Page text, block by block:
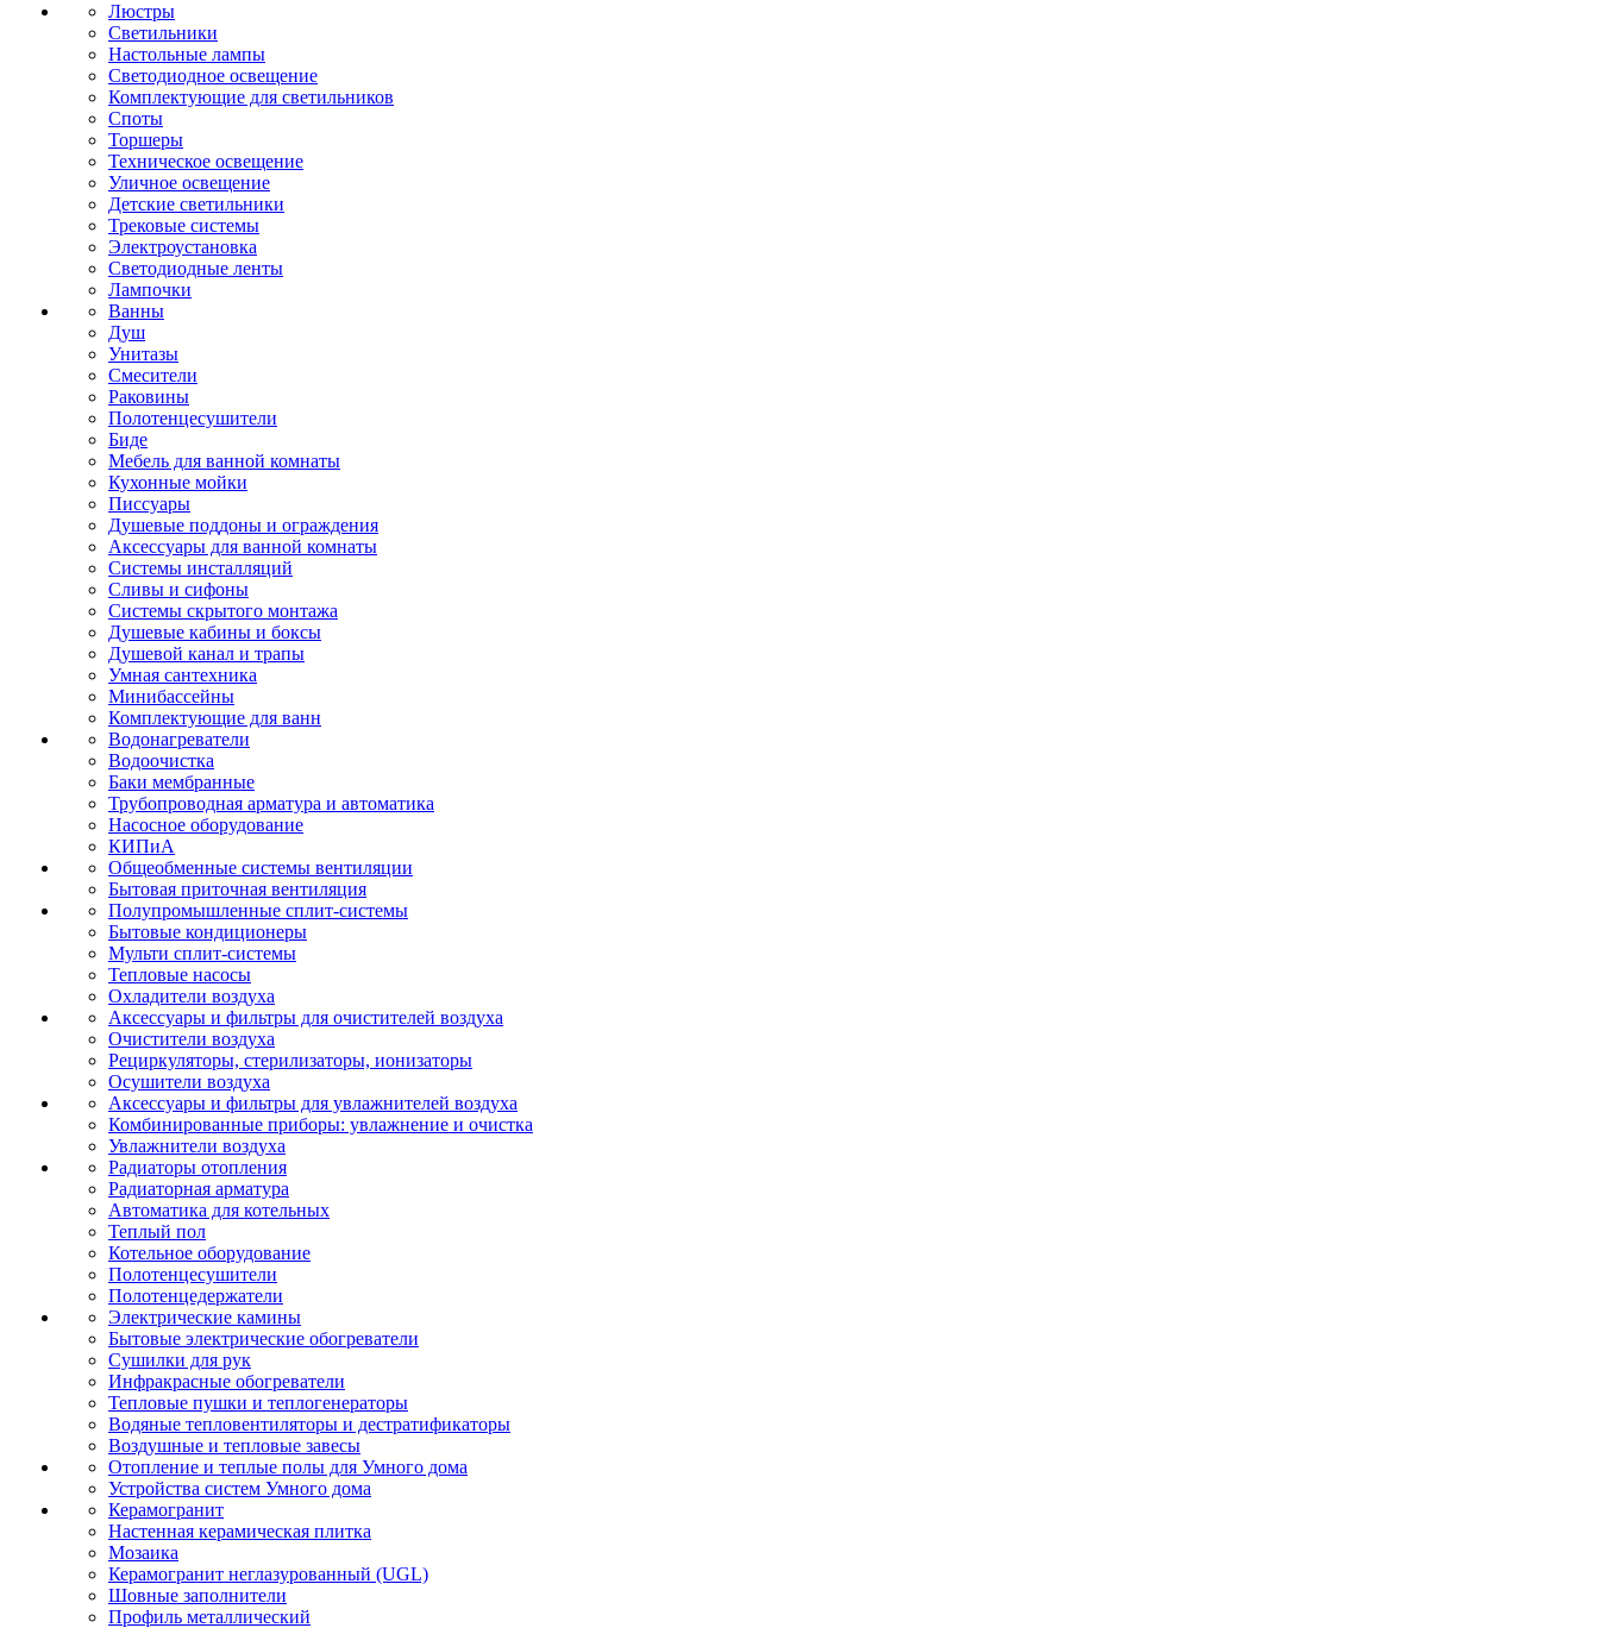
Люстры
Светильники
Настольные лампы
Светодиодное освещение
Комплектующие для светильников
Споты
Торшеры
Техническое освещение
Уличное освещение
Детские светильники
Трековые системы
Электроустановка
Светодиодные ленты
Лампочки
Ванны
Душ
Унитазы
Смесители
Раковины
Полотенцесушители
Биде
Мебель для ванной комнаты
Кухонные мойки
Писсуары
Душевые поддоны и ограждения
Аксессуары для ванной комнаты
Системы инсталляций
Сливы и сифоны
Системы скрытого монтажа
Душевые кабины и боксы
Душевой канал и трапы
Умная сантехника
Минибассейны
Комплектующие для ванн
Водонагреватели
Водоочистка
Баки мембранные
Трубопроводная арматура и автоматика
Насосное оборудование
КИПиА
Общеобменные системы вентиляции
Бытовая приточная вентиляция
Полупромышленные сплит-системы
Бытовые кондиционеры
Мульти сплит-системы
Тепловые насосы
Охладители воздуха
Аксессуары и фильтры для очистителей воздуха
Очистители воздуха
Рециркуляторы, стерилизаторы, ионизаторы
Осушители воздуха
Аксессуары и фильтры для увлажнителей воздуха
Комбинированные приборы: увлажнение и очистка
Увлажнители воздуха
Радиаторы отопления
Радиаторная арматура
Автоматика для котельных
Теплый пол
Котельное оборудование
Полотенцесушители
Полотенцедержатели
Электрические камины
Бытовые электрические обогреватели
Сушилки для рук
Инфракрасные обогреватели
Тепловые пушки и теплогенераторы
Водяные тепловентиляторы и дестратификаторы
Воздушные и тепловые завесы
Отопление и теплые полы для Умного дома
Устройства систем Умного дома
Керамогранит
Настенная керамическая плитка
Мозаика
Керамогранит неглазурованный (UGL)
Шовные заполнители
Профиль металлический